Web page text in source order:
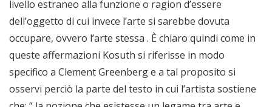
livello estraneo alla funzione o ragion d’essere
dell’oggetto di cui invece l’arte si sarebbe dovuta
occupare, ovvero l’arte stessa . È chiaro quindi come in
queste affermazioni Kosuth si riferisse in modo
specifico a Clement Greenberg e a tal proposito si
osservi perciò la parte del testo in cui l’artista sostiene